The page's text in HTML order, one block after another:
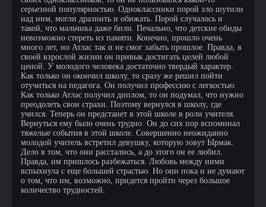
серьезной популярностью. Одноклассники порой зло шутили
над ним, могли дразнить и обижать. Порой случалось и
такой, что мальчика даже били. Печально, что детские обиды
невозможно стереть из памяти. Конечно, прошло очень
много лет, но Атлас так и не смог забыть прошлое. Правда, в
своей взрослой жизни он привык достигать целей любой
ценой. У молодого человека достаточно твердый характер.
Как только он окончил школу, то сразу же решил пойти
отучиться на педагога. Он получил профессию с легкостью.
Как только Атлас получил диплом, то он подумал, что нужно
преодолеть свои страхи. Поэтому вернулся в школу, где
учился. Теперь он предстанет в этой школе в роли учителя.
Вернуться ему было очень трудно. Он до сих пор вспоминал
тяжелые события в этой школе. Совершенно неожиданно
молодой учитель встретил девушку, которую зовут Ырмак.
Дело в том, что они расстались, а до этого он ее любил.
Правда, им пришлось разбежаться. Любовь между ними
вспыхнула с еще большей страстью. Но они пока и не думают
о том, что им, возможно, придется пройти через большое
количество трудностей.